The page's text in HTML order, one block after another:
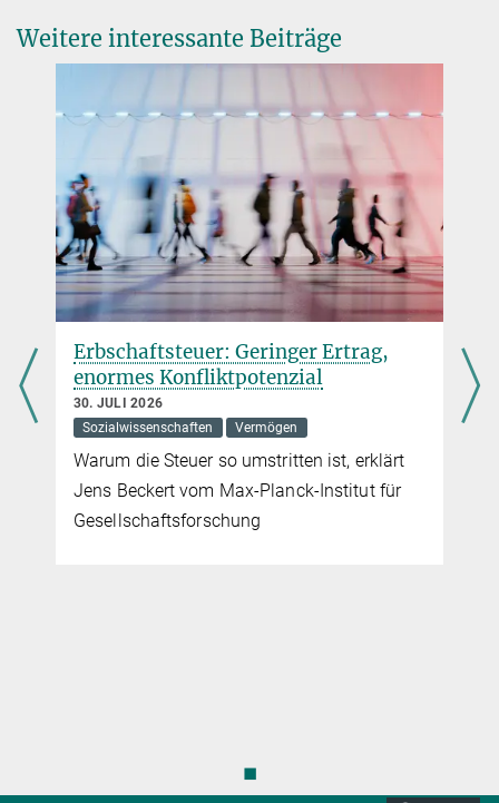
Weitere interessante Beiträge
Erbschaftsteuer: Geringer Ertrag,
enormes Konfliktpotenzial
30. JULI 2026
Sozialwissenschaften
Vermögen
Warum die Steuer so umstritten ist, erklärt
Jens Beckert vom Max-Planck-Institut für
Gesellschaftsforschung
◼